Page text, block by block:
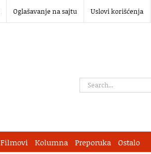
Oglašavanje na sajtu Uslovi korišćenja
Search
Filmovi Kolumna Preporuka Ostalo